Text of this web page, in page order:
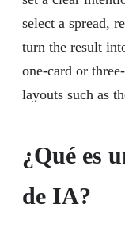
select a spread,
turn the result
one-card or
layouts such as
¿Qué es
de IA?